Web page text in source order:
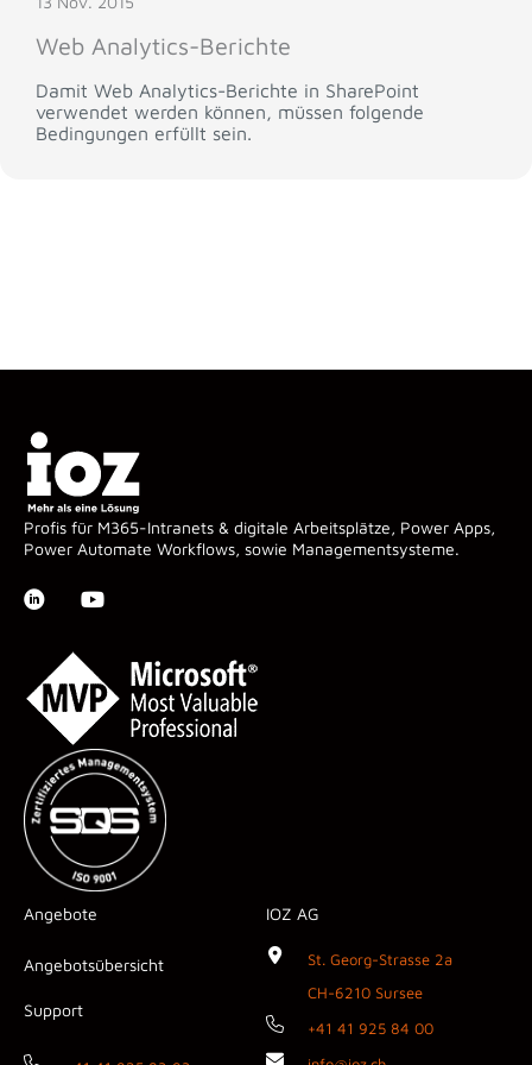
Web Analytics-Berichte
Damit Web Analytics-Berichte in SharePoint
verwendet werden können, müssen folgende
Bedingungen erfüllt sein.
Profis für M365-Intranets & digitale Arbeitsplätze, Power Apps,
Power Automate Workflows, sowie Managementsysteme.
Angebote
Angebotsübersicht
Support
IOZ AG
St. Georg-Strasse 2a
CH-6210 Sursee
+41 41 925 84 00